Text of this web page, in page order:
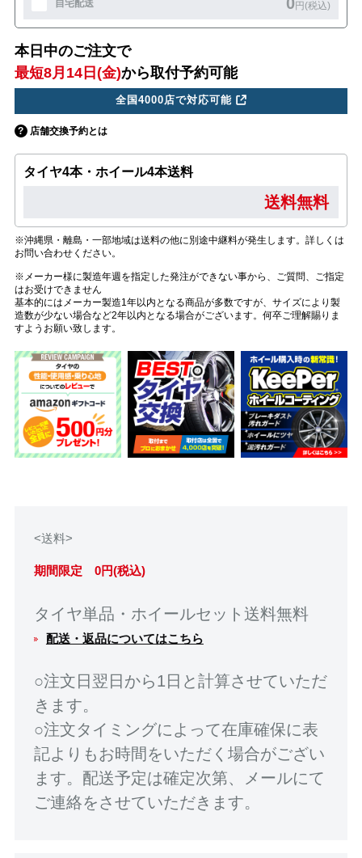
自宅配送 円(税込)
本日中のご注文で
最短8月14日(金)から取付予約可能
全国4000店で対応可能
店舗交換予約とは
タイヤ4本・ホイール4本送料
送料無料
※沖縄県・離島・一部地域は送料の他に別途中継料が発生します。詳しくは
お問い合わせください。
※メーカー様に製造年週を指定した発注ができない事から、ご質問、ご指定
はお受けできません
基本的にはメーカー製造1年以内となる商品が多数ですが、サイズにより製
造数が少ない場合など2年以内となる場合がございます。何卒ご理解賜りま
すようお願い致します。
<送料>
期間限定 0円(税込)
タイヤ単品・ホイールセット送料無料
配送・返品についてはこちら
○注文日翌日から1日と計算させていただ
きます。
○注文タイミングによって在庫確保に表
記よりもお時間をいただく場合がござい
ます。配送予定は確定次第、メールにて
ご連絡をさせていただきます。